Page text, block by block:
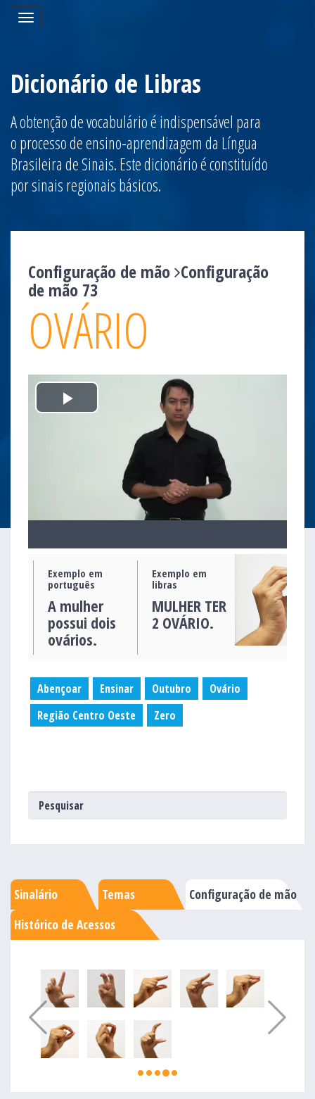
Toggle
navigation
Dicionário de Libras
A obtenção de vocabulário é indispensável para
o processo de ensino-aprendizagem da Língua
Brasileira de Sinais. Este dicionário é constituído
por sinais regionais básicos.
Configuração de mão Configuração
de mão 73
OVÁRIO
Play
Exemplo em
português
A mulher
possui dois
ovários.
Exemplo em
libras
MULHER TER
2 OVÁRIO.
Abençoar Ensinar Outubro
Ovário
Região Centro Oeste
Zero
Sinalário Temas
Configuração de mão
Histórico de Acessos